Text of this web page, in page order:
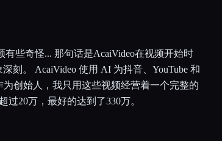
些奇怪... 那句话是AcaiVideo在视频开始时
刻。 AcaiVideo 使用 AI 为抖音、YouTube 和
为创始人，我只用这些视频经营着一个完整的
过20万，最好的达到了330万。